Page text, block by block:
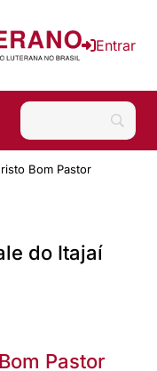
Entrar
Bom Pastor
do Itajaí
Pastor